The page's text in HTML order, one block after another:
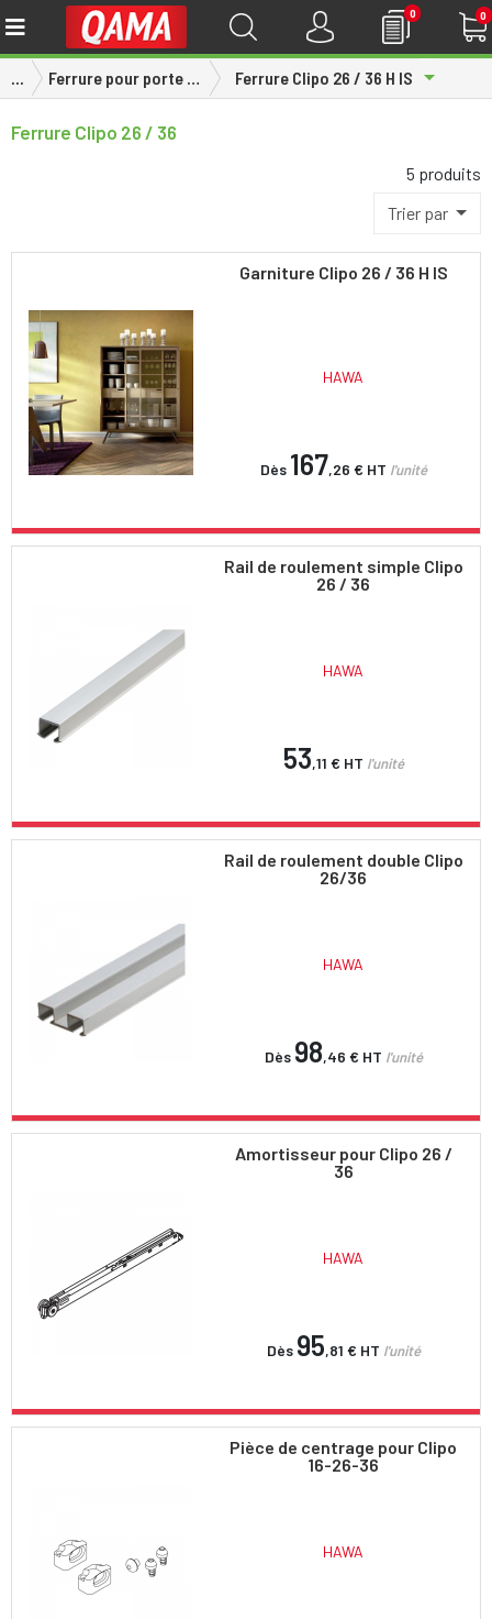
0 0
... Ferrure pour porte bois Ferrure Clipo 26 / 36 H IS Toggle
Ferrure Clipo 26 / 36
5 produits
Trier par
Garniture Clipo 26 / 36 H IS
HAWA
Dès 167,26 € HT l'unité
Rail de roulement simple Clipo
26 / 36
HAWA
53,11 € HT l'unité
Rail de roulement double Clipo
26/36
HAWA
Dès 98,46 € HT l'unité
Amortisseur pour Clipo 26 /
36
HAWA
Dès 95,81 € HT l'unité
Pièce de centrage pour Clipo
16-26-36
HAWA